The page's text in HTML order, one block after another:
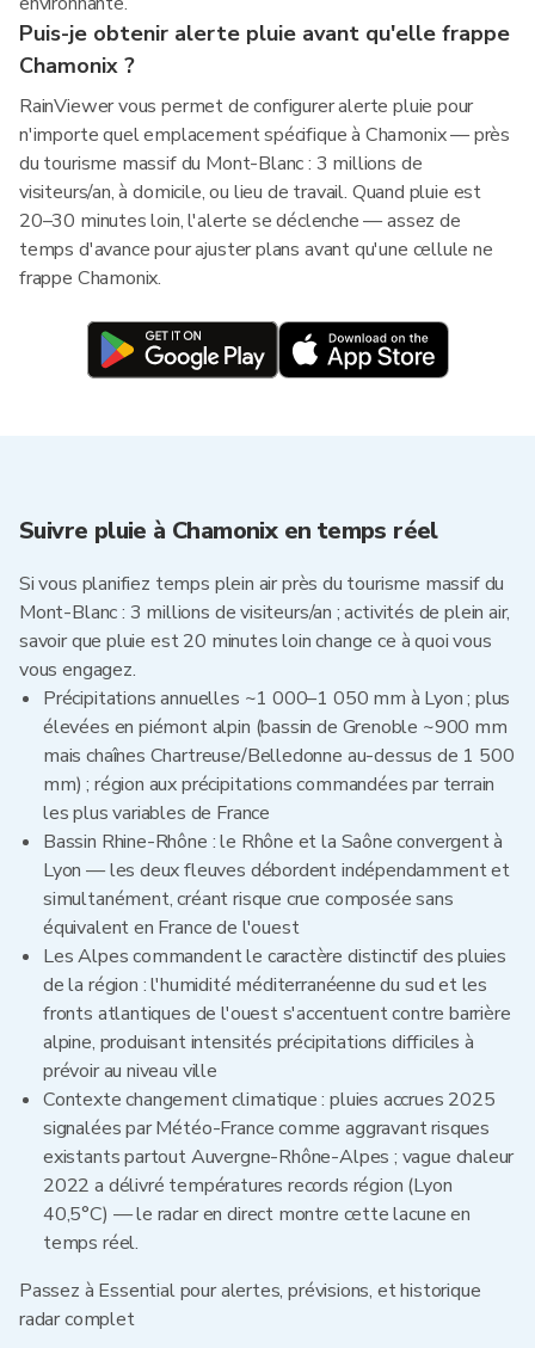
Puis-je obtenir alerte pluie avant qu'elle frappe
Chamonix ?
RainViewer vous permet de configurer alerte pluie pour
n'importe quel emplacement spécifique à Chamonix — près
du tourisme massif du Mont-Blanc : 3 millions de
visiteurs/an, à domicile, ou lieu de travail. Quand pluie est
20–30 minutes loin, l'alerte se déclenche — assez de
temps d'avance pour ajuster plans avant qu'une cellule ne
frappe Chamonix.
Suivre pluie à Chamonix en temps réel
Si vous planifiez temps plein air près du tourisme massif du
Mont-Blanc : 3 millions de visiteurs/an ; activités de plein air,
savoir que pluie est 20 minutes loin change ce à quoi vous
vous engagez.
Précipitations annuelles ~1 000–1 050 mm à Lyon ; plus
élevées en piémont alpin (bassin de Grenoble ~900 mm
mais chaînes Chartreuse/Belledonne au-dessus de 1 500
mm) ; région aux précipitations commandées par terrain
les plus variables de France
Bassin Rhine-Rhône : le Rhône et la Saône convergent à
Lyon — les deux fleuves débordent indépendamment et
simultanément, créant risque crue composée sans
équivalent en France de l'ouest
Les Alpes commandent le caractère distinctif des pluies
de la région : l'humidité méditerranéenne du sud et les
fronts atlantiques de l'ouest s'accentuent contre barrière
alpine, produisant intensités précipitations difficiles à
prévoir au niveau ville
Contexte changement climatique : pluies accrues 2025
signalées par Météo-France comme aggravant risques
existants partout Auvergne-Rhône-Alpes ; vague chaleur
2022 a délivré températures records région (Lyon
40,5°C) — le radar en direct montre cette lacune en
temps réel.
Passez à Essential pour alertes, prévisions, et historique
radar complet